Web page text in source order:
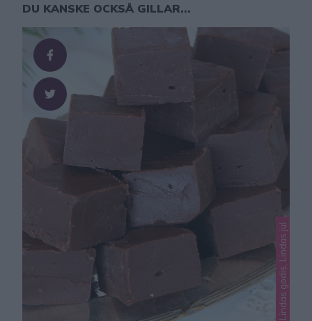
DU KANSKE OCKSÅ GILLAR...
Lindas godis, Lindas jul